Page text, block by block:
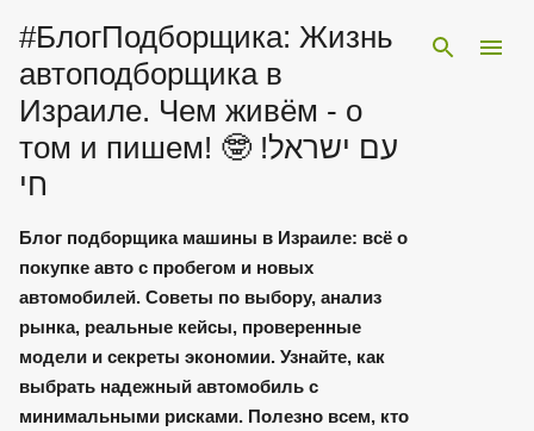
#БлогПодборщика: Жизнь
автоподборщика в
Израиле. Чем живём - о
том и пишем! 🤓 !עם ישראל
חי
Блог подборщика машины в Израиле: всё о
покупке авто с пробегом и новых
автомобилей. Советы по выбору, анализ
рынка, реальные кейсы, проверенные
модели и секреты экономии. Узнайте, как
выбрать надежный автомобиль с
минимальными рисками. Полезно всем, кто